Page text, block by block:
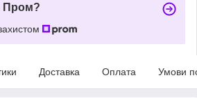
Пром?
Доставка Оплата Умови